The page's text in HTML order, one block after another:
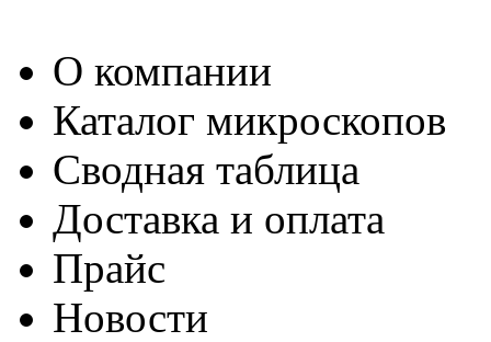
О компании
Каталог микроскопов
Сводная таблица
Доставка и оплата
Прайс
Новости